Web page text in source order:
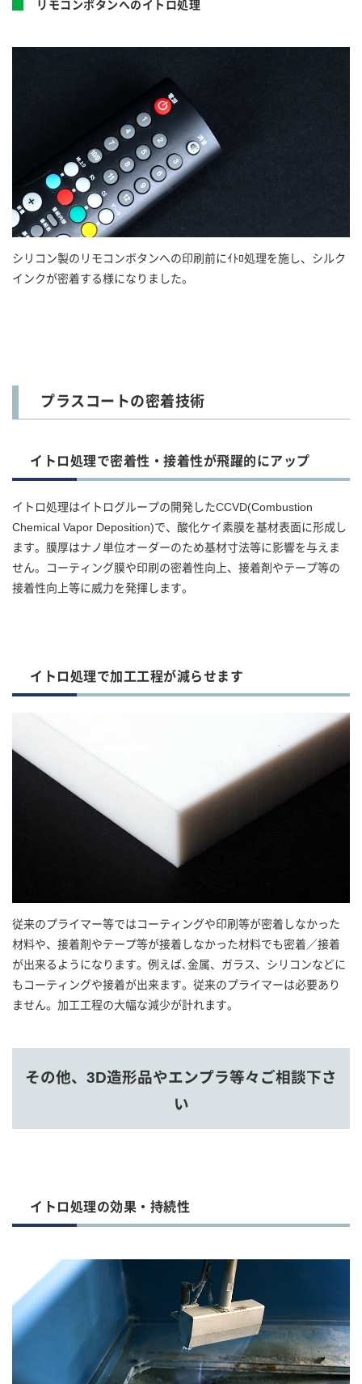
リモコンボタンへのイトロ処理
シリコン製のリモコンボタンへの印刷前にｲﾄﾛ処理を施し、シルク
インクが密着する様になりました。
プラスコートの密着技術
イトロ処理で密着性・接着性が飛躍的にアップ
イトロ処理はイトログループの開発したCCVD(Combustion
Chemical Vapor Deposition)で、酸化ケイ素膜を基材表面に形成し
ます。膜厚はナノ単位オーダーのため基材寸法等に影響を与えま
せん。コーティング膜や印刷の密着性向上、接着剤やテープ等の
接着性向上等に威力を発揮します。
イトロ処理で加工工程が減らせます
従来のプライマー等ではコーティングや印刷等が密着しなかった
材料や、接着剤やテープ等が接着しなかった材料でも密着／接着
が出来るようになります。例えば､金属、ガラス、シリコンなどに
もコーティングや接着が出来ます。従来のプライマーは必要あり
ません。加工工程の大幅な減少が計れます。
その他、3D造形品やエンプラ等々ご相談下さ
い
イトロ処理の効果・持続性